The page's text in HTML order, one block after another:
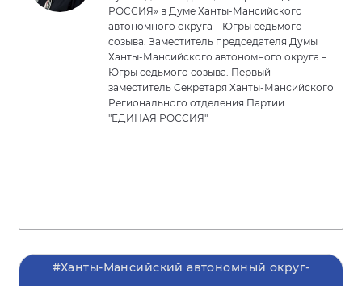
РОССИЯ» в Думе Ханты-Мансийского
автономного округа – Югры седьмого
созыва. Заместитель председателя Думы
Ханты-Мансийского автономного округа –
Югры седьмого созыва. Первый
заместитель Секретаря Ханты-Мансийского
Регионального отделения Партии
"ЕДИНАЯ РОССИЯ"
#Ханты-Мансийский автономный округ-